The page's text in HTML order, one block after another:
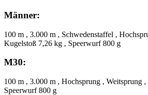
Männer:
100 m , 3.000 m , Schwedenstaffel ,
Kugelstoß 7,26 kg , Speerwurf 800 g
M30:
100 m , 3.000 m , Hochsprung , Weitsprung
Speerwurf 800 g